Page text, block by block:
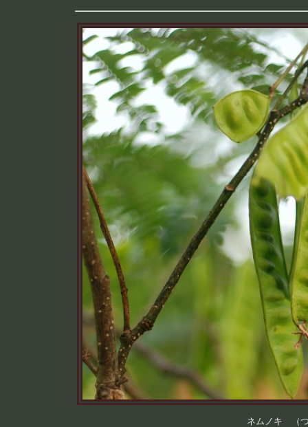
ネムノキ （つ